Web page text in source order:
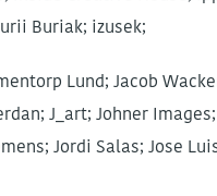
Buriak; izusek;
Lund; Jacob
J_art; Johner
Jordi Salas; Jose